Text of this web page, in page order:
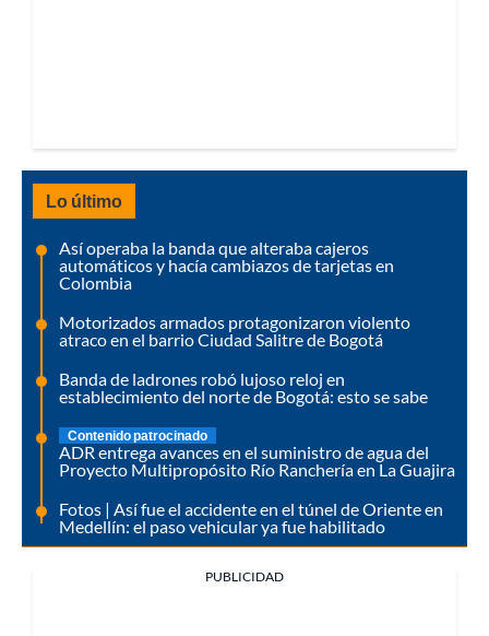
Lo último
Así operaba la banda que alteraba cajeros
automáticos y hacía cambiazos de tarjetas en
Colombia
Motorizados armados protagonizaron violento
atraco en el barrio Ciudad Salitre de Bogotá
Banda de ladrones robó lujoso reloj en
establecimiento del norte de Bogotá: esto se sabe
Contenido patrocinado
ADR entrega avances en el suministro de agua del
Proyecto Multipropósito Río Ranchería en La Guajira
Fotos | Así fue el accidente en el túnel de Oriente en
Medellín: el paso vehicular ya fue habilitado
PUBLICIDAD